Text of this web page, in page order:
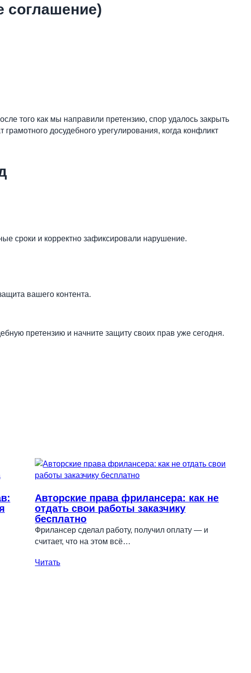
соглашение)
того как мы направили претензию, спор удалось закрыть
досудебного урегулирования, когда конфликт
сроки и корректно зафиксировали нарушение.
вашего контента.
претензию и начните защиту своих прав уже сегодня.
Авторские права фрилансера: как не
отдать свои работы заказчику
бесплатно
Фрилансер сделал работу, получил оплату — и
считает, что на этом всё…
Читать